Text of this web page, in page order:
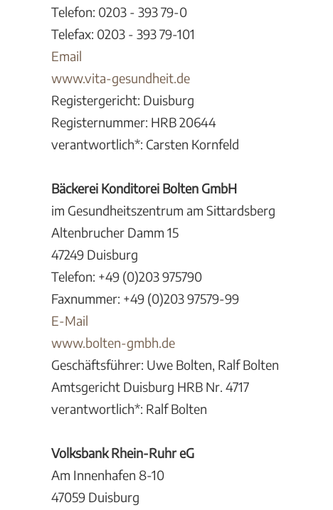
Telefon: 0203 - 393 79-0
Telefax: 0203 - 393 79-101
Email
www.vita-gesundheit.de
Registergericht: Duisburg
Registernummer: HRB 20644
verantwortlich*: Carsten Kornfeld
Bäckerei Konditorei Bolten GmbH
im Gesundheitszentrum am Sittardsberg
Altenbrucher Damm 15
47249 Duisburg
Telefon: +49 (0)203 975790
Faxnummer: +49 (0)203 97579-99
E-Mail
www.bolten-gmbh.de
Geschäftsführer: Uwe Bolten, Ralf Bolten
Amtsgericht Duisburg HRB Nr. 4717
verantwortlich*: Ralf Bolten
Volksbank Rhein-Ruhr eG
Am Innenhafen 8-10
47059 Duisburg